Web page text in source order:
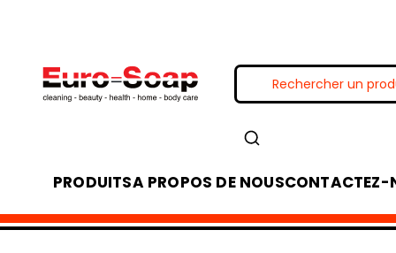
PRODUITSA PROPOS DE NOUSCONTACTEZ-